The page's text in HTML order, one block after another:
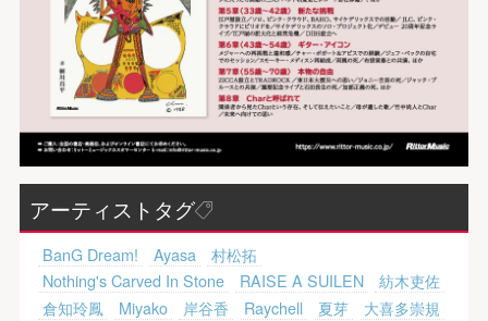
アーティストタグ
BanG Dream! Ayasa
村松拓
Nothing's Carved In Stone
RAISE A SUILEN
紡木吏佐
倉知玲鳳
Miyako 岸谷香 Raychell 夏芽
大喜多崇規